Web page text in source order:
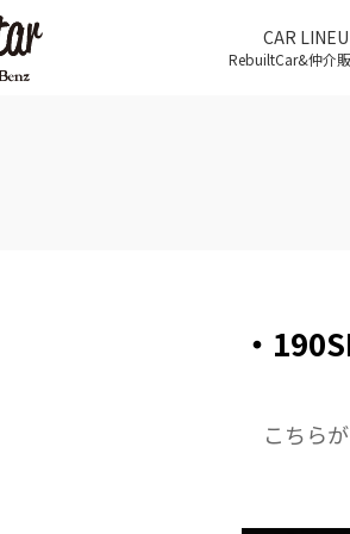
CAR
RebuiltCar&仲介
・
こちら